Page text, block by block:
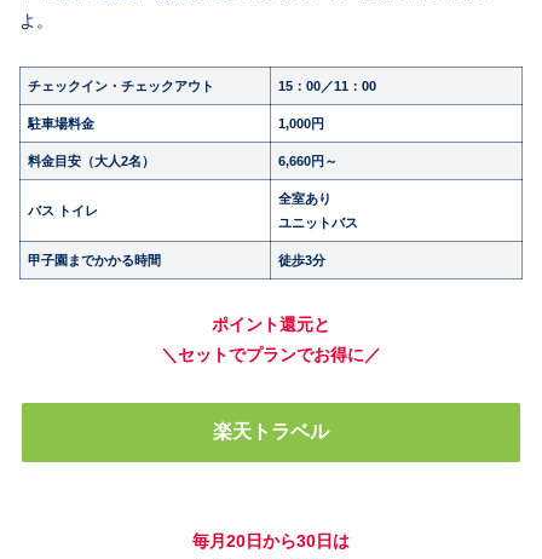
よ。
チェックイン・チェックアウト 15：00／11：00
駐車場料金 1,000円
料金目安（大人2名） 6,660円～
バス トイレ
全室あり
ユニットバス
甲子園までかかる時間 徒歩3分
ポイント還元と
＼セットでプランでお得に／
楽天トラベル
毎月20日から30日は